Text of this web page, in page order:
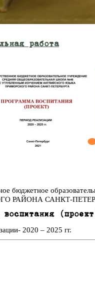
работа
бюджетное
РАЙОНА САНКТ-
воспитания
2020 – 2025 гг.